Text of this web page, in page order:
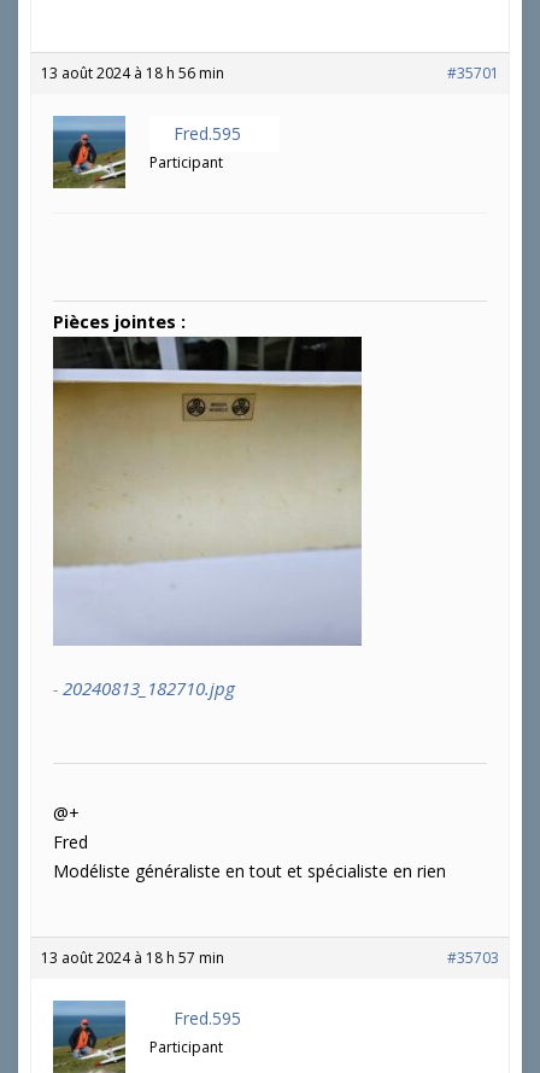
13 août 2024 à 18 h 56 min #35701
Fred.595
Participant
Pièces jointes :
20240813_182710.jpg
@+
Fred
Modéliste généraliste en tout et spécialiste en rien
13 août 2024 à 18 h 57 min #35703
Fred.595
Participant